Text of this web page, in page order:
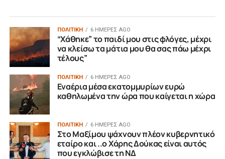
ΠΟΛΙΤΙΚΗ 6 ΗΜΈΡΕΣ AGO
“Χάθηκε” το παιδί μου στις φλόγες, μέχρι
να κλείσω τα μάτια μου θα σας πάω μέχρι
τέλους”
ΠΟΛΙΤΙΚΗ 6 ΗΜΈΡΕΣ AGO
Εναέρια μέσα εκατομμυρίων ευρώ
καθηλωμένα την ώρα που καίγεται η χώρα
ΠΟΛΙΤΙΚΗ 6 ΗΜΈΡΕΣ AGO
Στο Μαξίμου ψάχνουν πλέον κυβερνητικό
εταίρο και ..ο Χάρης Δούκας είναι αυτός
που εγκλώβισε τη ΝΔ